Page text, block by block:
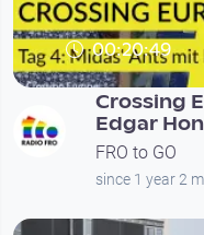
00:20:49
Crossing
Edgar
FRO to GO
since 1 year 2